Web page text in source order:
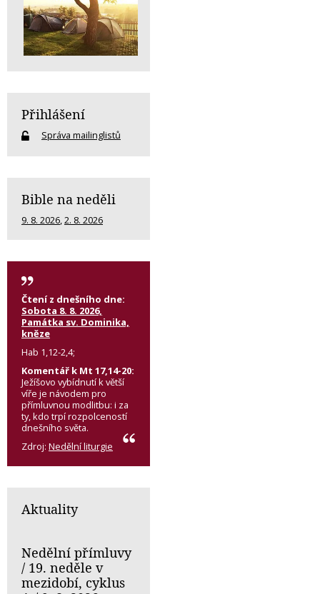
Přihlášení
Správa mailinglistů
Bible na neděli
9. 8. 2026,2. 8. 2026
Čtení z dnešního dne:
Sobota 8. 8. 2026,
Památka sv. Dominika,
kněze
Hab 1,12-2,4;
Komentář k Mt 17,14-20:
Ježíšovo vybídnutí k větší
víře je návodem pro
přímluvnou modlitbu: i za
ty, kdo trpí rozpolceností
dnešního světa.
Zdroj: Nedělní liturgie
Aktuality
Nedělní přímluvy
/ 19. neděle v
mezidobí, cyklus